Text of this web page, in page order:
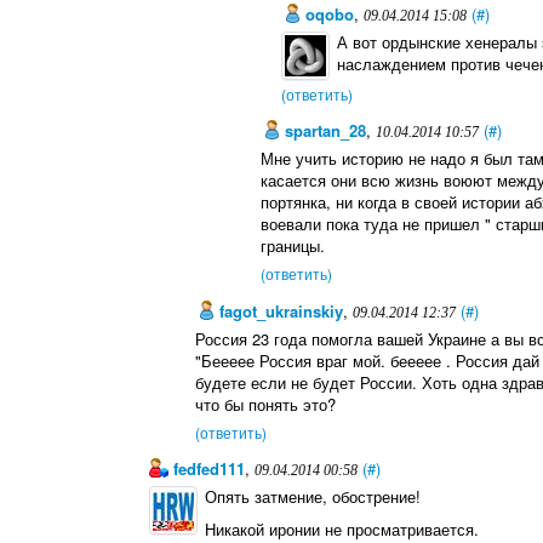
oqobo, 09.04.2014 15:08 (#)
А вот ордынские
наслаждением против
(ответить)
spartan_28,10.04.2014 10:57 (#)
Мне учить историю не надо я был
касается они всю жизнь воюют
портянка, ни когда в своей истории
воевали пока туда не пришел "
границы.
(ответить)
fagot_ukrainskiy,09.04.2014 12:37 (#)
Россия 23 года помогла вашей Украине а вы
"Беееее Россия враг мой. беееее . Россия
будете если не будет России. Хоть одна
что бы понять это?
(ответить)
fedfed111, 09.04.2014 00:58 (#)
Опять затмение, обострение!
Никакой иронии не просматривается.